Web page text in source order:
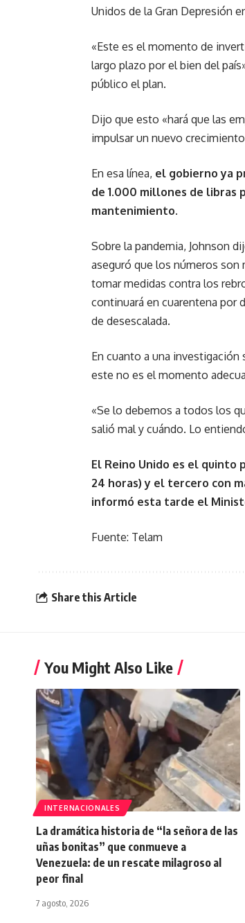
Unidos de la Gran Depresión
«Este es el momento de
largo plazo por el bien del
público el plan.
Dijo que esto «hará que las
impulsar un nuevo
En esa línea, el gobierno ya
de 1.000 millones de libras
mantenimiento.
Sobre la pandemia, Johnson
aseguró que los números son
tomar medidas contra los
continuará en cuarentena por
de desescalada.
En cuanto a una
este no es el momento
«Se lo debemos a todos los
salió mal y cuándo. Lo
El Reino Unido es el quinto
24 horas) y el tercero con
informó esta tarde el
Fuente: Telam
Share this Article
You Might Also Like
INTERNACIONALES
La dramática historia de “la señora de las
uñas bonitas” que conmueve a
Venezuela: de un rescate milagroso al
peor final
7 agosto, 2026